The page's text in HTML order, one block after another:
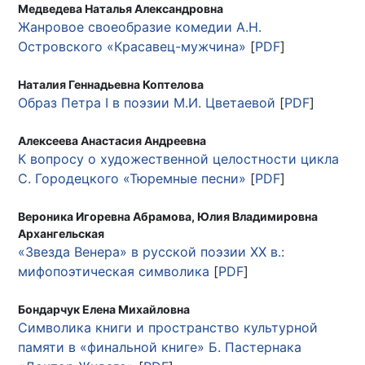
Медведева Наталья Александровна
Жанровое своеобразие комедии А.Н.
Островского «Красавец-мужчина» [PDF]
Наталия Геннадьевна Коптелова
Образ Петра I в поэзии М.И. Цветаевой [PDF]
Алексеева Анастасия Андреевна
К вопросу о художественной целостности цикла
С. Городецкого «Тюремные песни» [PDF]
Вероника Игоревна Абрамова, Юлия Владимировна
Архангельская
«Звезда Венера» в русской поэзии ХХ в.:
мифопоэтическая символика [PDF]
Бондарчук Елена Михайловна
Символика книги и пространство культурной
памяти в «финальной книге» Б. Пастернака